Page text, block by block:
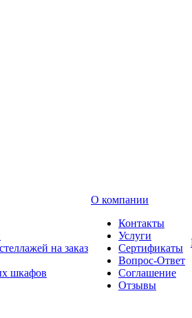
на заказ
шкафов
О компании
Контакты
Услуги
Сертификаты
Вопрос-Ответ
Соглашение
Отзывы